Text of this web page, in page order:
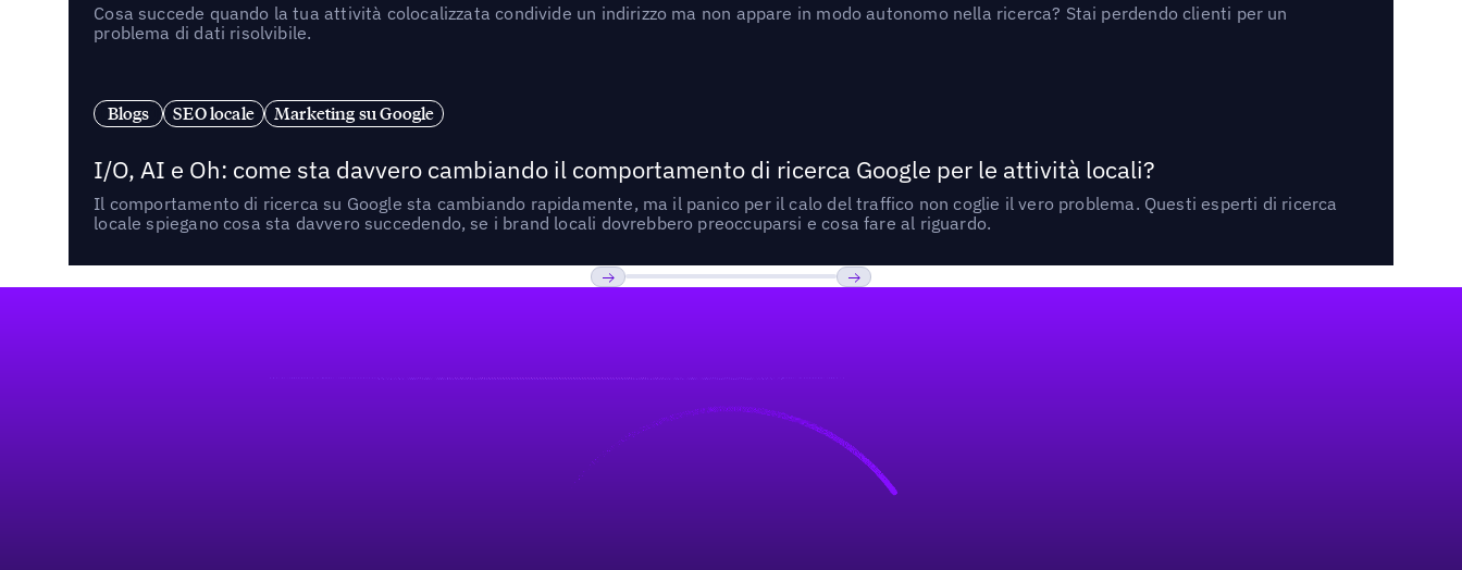
Cosa succede quando la tua attività colocalizzata condivide un indirizzo ma non appare in modo autonomo nella ricerca? Stai perdendo clienti per un
problema di dati risolvibile.
Blogs SEO locale Marketing su Google
I/O, AI e Oh: come sta davvero cambiando il comportamento di ricerca Google per le attività locali?
Il comportamento di ricerca su Google sta cambiando rapidamente, ma il panico per il calo del traffico non coglie il vero problema. Questi esperti di ricerca
locale spiegano cosa sta davvero succedendo, se i brand locali dovrebbero preoccuparsi e cosa fare al riguardo.